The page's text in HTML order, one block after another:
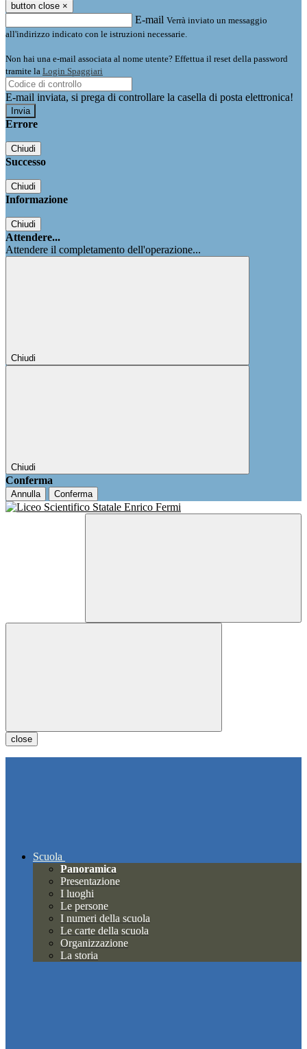
button close ×
E-mail Verrà inviato un messaggio
all'indirizzo indicato con le istruzioni necessarie.
Non hai una e-mail associata al nome utente? Effettua il reset della password
tramite la Login Spaggiari
E-mail inviata, si prega di controllare la casella di posta elettronica!
Errore
Chiudi
Successo
Chiudi
Informazione
Chiudi
Attendere...
Attendere il completamento dell'operazione...
Chiudi
Chiudi
Conferma
Annulla Conferma
close
Scuola
Panoramica
Presentazione
I luoghi
Le persone
I numeri della scuola
Le carte della scuola
Organizzazione
La storia